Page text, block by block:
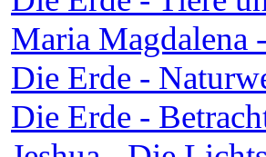
Maria Magdalena
Die Erde -
Die Erde -